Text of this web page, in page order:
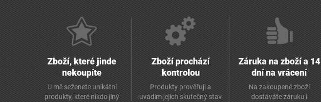
Zboží, které jinde
nekoupíte
U mě seženete unikátní
produkty, které nikdo jiný
Zboží prochází
kontrolou
Produkty prověřuji a
uvádím jejich skutečný stav
Záruka na zboží a 14
dní na vrácení
Na zakoupené zboží
dostáváte záruku i